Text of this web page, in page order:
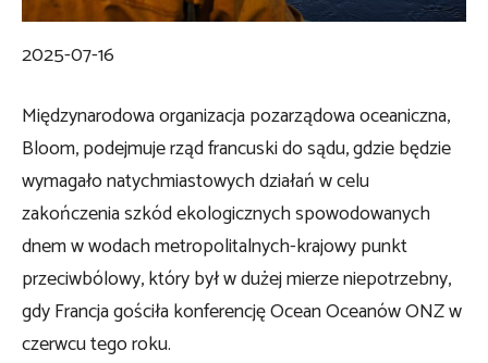
2025-07-16
Międzynarodowa organizacja pozarządowa oceaniczna,
Bloom, podejmuje rząd francuski do sądu, gdzie będzie
wymagało natychmiastowych działań w celu
zakończenia szkód ekologicznych spowodowanych
dnem w wodach metropolitalnych-krajowy punkt
przeciwbólowy, który był w dużej mierze niepotrzebny,
gdy Francja gościła konferencję Ocean Oceanów ONZ w
czerwcu tego roku.